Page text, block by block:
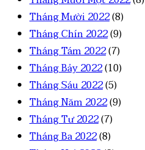
Tháng Mười 2022(8)
Tháng Chín 2022(9)
Tháng Tám 2022(7)
Tháng Bảy 2022(10)
Tháng Sáu 2022(5)
Tháng Năm 2022(9)
Tháng Tư 2022(7)
Tháng Ba 2022(8)